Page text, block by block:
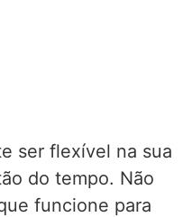
ser flexível na sua
do tempo. Não
funcione para